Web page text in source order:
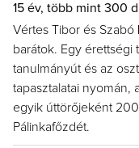
15 év, több mint 300
Vértes Tibor és Szabó
barátok. Egy érettségi
tanulmányút és az
tapasztalatai nyomán,
egyik úttörőjeként
Pálinkafőzdét.